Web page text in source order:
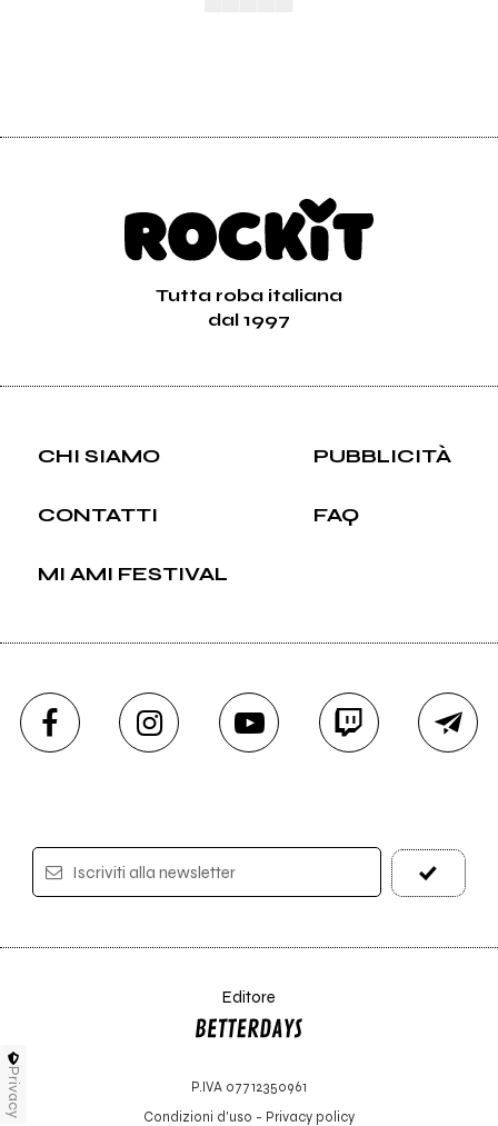
Tutta roba italiana
dal 1997
CHI SIAMO PUBBLICITÀ
CONTATTI FAQ
MI AMI FESTIVAL
Iscriviti alla newsletter
Editore
P.IVA 07712350961
Condizioni d'uso - Privacy policy
Privacy